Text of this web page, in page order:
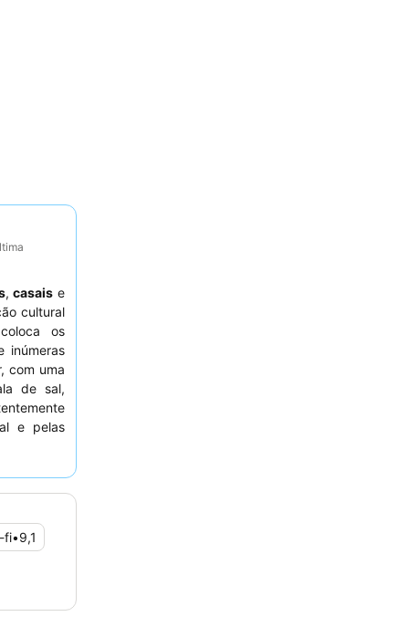
,casais e
cultural
os
inúmeras
com uma
de sal,
e pelas
uma
fi•9,1